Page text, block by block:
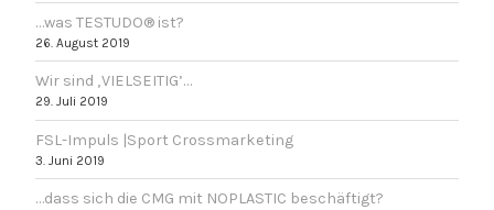
…was TESTUDO® ist?
26. August 2019
Wir sind ‚VIELSEITIG’…
29. Juli 2019
FSL-Impuls |Sport Crossmarketing
3. Juni 2019
…dass sich die CMG mit NOPLASTIC beschäftigt?